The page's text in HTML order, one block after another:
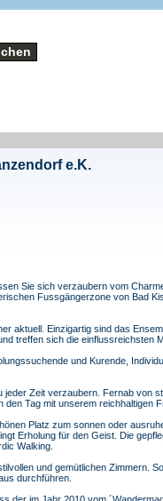
e.K.
Sie sich verzaubern vom
Fussgängerzone von Bad
aktuell. Einzigartig sind das
treffen sich die einflussreichsten
und Kurende,
Zeit verzaubern. Fernab von
Tag mit unserem reichhaltigen
Platz zum sonnen oder
Erholung für den Geist. Die
Walking.
und gemütlichen Zimmern.
durchführen.